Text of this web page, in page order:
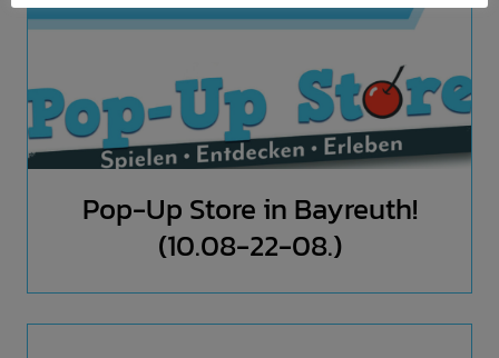
Pop-Up Store in Bayreuth!
(10.08-22-08.)